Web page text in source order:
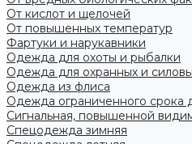
От кислот и щелочей
От повышенных температур
Фартуки и нарукавники
Одежда для охоты и рыбалки
Одежда для охранных и
Одежда из флиса
Одежда ограниченного срока
Сигнальная, повышенной
Спецодежда зимняя